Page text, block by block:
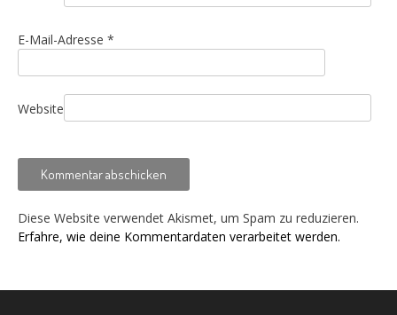
E-Mail-Adresse *
Website
Diese Website verwendet Akismet, um Spam zu reduzieren.
Erfahre, wie deine Kommentardaten verarbeitet werden.